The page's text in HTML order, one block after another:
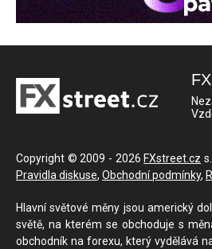
Copyright © 2009 - 2026 FXstreet.cz
Pravidla diskuse, Obchodní podmínky,
Hlavní světové měny jsou americký
světě, na kterém se obchoduje s
obchodník na forexu, který vydělává